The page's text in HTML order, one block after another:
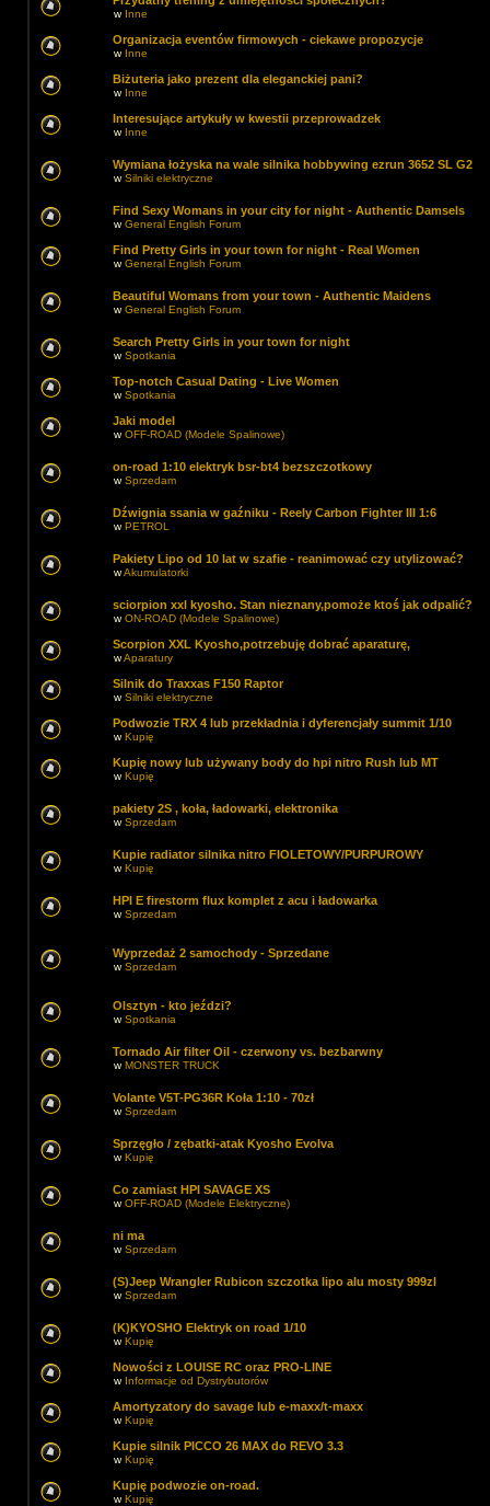
w Inne
Organizacja eventów firmowych - ciekawe propozycje
w Inne
Biżuteria jako prezent dla eleganckiej pani?
w Inne
Interesujące artykuły w kwestii przeprowadzek
w Inne
Wymiana łożyska na wale silnika hobbywing ezrun 3652 SL G2
wSilniki elektryczne
Find Sexy Womans in your city for night - Authentic Damsels
wGeneral English Forum
Find Pretty Girls in your town for night - Real Women
wGeneral English Forum
Beautiful Womans from your town - Authentic Maidens
wGeneral English Forum
Search Pretty Girls in your town for night
wSpotkania
Top-notch Сasual Dating - Live Women
wSpotkania
Jaki model
wOFF-ROAD (Modele Spalinowe)
on-road 1:10 elektryk bsr-bt4 bezszczotkowy
wSprzedam
Dźwignia ssania w gaźniku - Reely Carbon Fighter III 1:6
wPETROL
Pakiety Lipo od 10 lat w szafie - reanimować czy utylizować?
wAkumulatorki
sciorpion xxl kyosho. Stan nieznany,pomoże ktoś jak odpalić?
wON-ROAD (Modele Spalinowe)
Scorpion XXL Kyosho,potrzebuję dobrać aparaturę,
wAparatury
Silnik do Traxxas F150 Raptor
wSilniki elektryczne
Podwozie TRX 4 lub przekładnia i dyferencjały summit 1/10
wKupię
Kupię nowy lub używany body do hpi nitro Rush lub MT
wKupię
pakiety 2S , koła, ładowarki, elektronika
wSprzedam
Kupie radiator silnika nitro FIOLETOWY/PURPUROWY
wKupię
HPI E firestorm flux komplet z acu i ładowarka
wSprzedam
Wyprzedaż 2 samochody - Sprzedane
wSprzedam
Olsztyn - kto jeździ?
wSpotkania
Tornado Air filter Oil - czerwony vs. bezbarwny
wMONSTER TRUCK
Volante V5T-PG36R Koła 1:10 - 70zł
wSprzedam
Sprzęgło / zębatki-atak Kyosho Evolva
wKupię
Co zamiast HPI SAVAGE XS
wOFF-ROAD (Modele Elektryczne)
ni ma
wSprzedam
(S)Jeep Wrangler Rubicon szczotka lipo alu mosty 999zl
wSprzedam
(K)KYOSHO Elektryk on road 1/10
wKupię
Nowości z LOUISE RC oraz PRO-LINE
w Informacje od Dystrybutorów
Amortyzatory do savage lub e-maxx/t-maxx
wKupię
Kupie silnik PICCO 26 MAX do REVO 3.3
wKupię
Kupię podwozie on-road.
wKupię